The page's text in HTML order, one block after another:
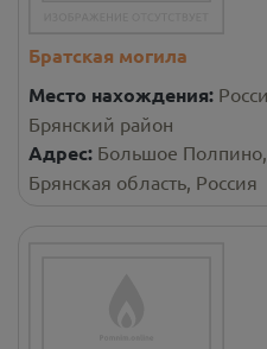
Братская могила
Место нахождения:
Брянский район
Адрес: Большое
Брянская область, Россия